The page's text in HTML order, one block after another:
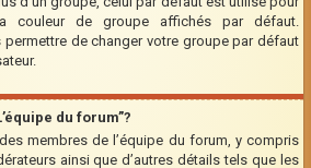
couleur de groupe affichés par défaut.
permettre de changer votre groupe par défaut
du forum”?
membres de l’équipe du forum, y compris
ainsi que d’autres détails tels que les